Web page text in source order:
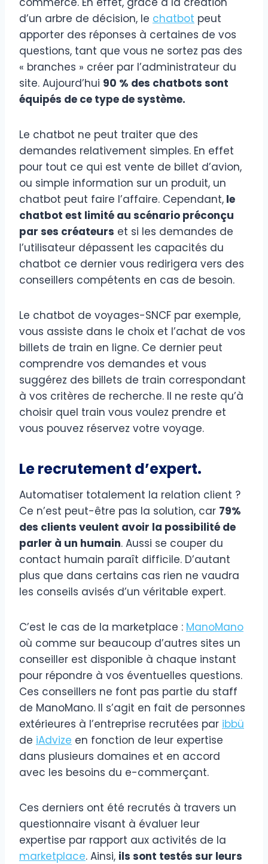
d’un arbre de décision, le chatbot peut
apporter des réponses à certaines de vos
questions, tant que vous ne sortez pas des
« branches » créer par l’administrateur du
site. Aujourd’hui 90 % des chatbots sont
équipés de ce type de système.
Le chatbot ne peut traiter que des
demandes relativement simples. En effet
pour tout ce qui est vente de billet d’avion,
ou simple information sur un produit, un
chatbot peut faire l’affaire. Cependant, le
chatbot est limité au scénario préconçu
par ses créateurs et si les demandes de
l’utilisateur dépassent les capacités du
chatbot ce dernier vous redirigera vers des
conseillers compétents en cas de besoin.
Le chatbot de voyages-SNCF par exemple,
vous assiste dans le choix et l’achat de vos
billets de train en ligne. Ce dernier peut
comprendre vos demandes et vous
suggérez des billets de train correspondant
à vos critères de recherche. Il ne reste qu’à
choisir quel train vous voulez prendre et
vous pouvez réservez votre voyage.
Le recrutement d’expert.
Automatiser totalement la relation client ?
Ce n’est peut-être pas la solution, car 79%
des clients veulent avoir la possibilité de
parler à un humain. Aussi se couper du
contact humain paraît difficile. D’autant
plus que dans certains cas rien ne vaudra
les conseils avisés d’un véritable expert.
C’est le cas de la marketplace : ManoMano
où comme sur beaucoup d’autres sites un
conseiller est disponible à chaque instant
pour répondre à vos éventuelles questions.
Ces conseillers ne font pas partie du staff
de ManoMano. Il s’agit en fait de personnes
extérieures à l’entreprise recrutées par ibbü
de iAdvize en fonction de leur expertise
dans plusieurs domaines et en accord
avec les besoins du e-commerçant.
Ces derniers ont été recrutés à travers un
questionnaire visant à évaluer leur
expertise par rapport aux activités de la
marketplace. Ainsi, ils sont testés sur leurs